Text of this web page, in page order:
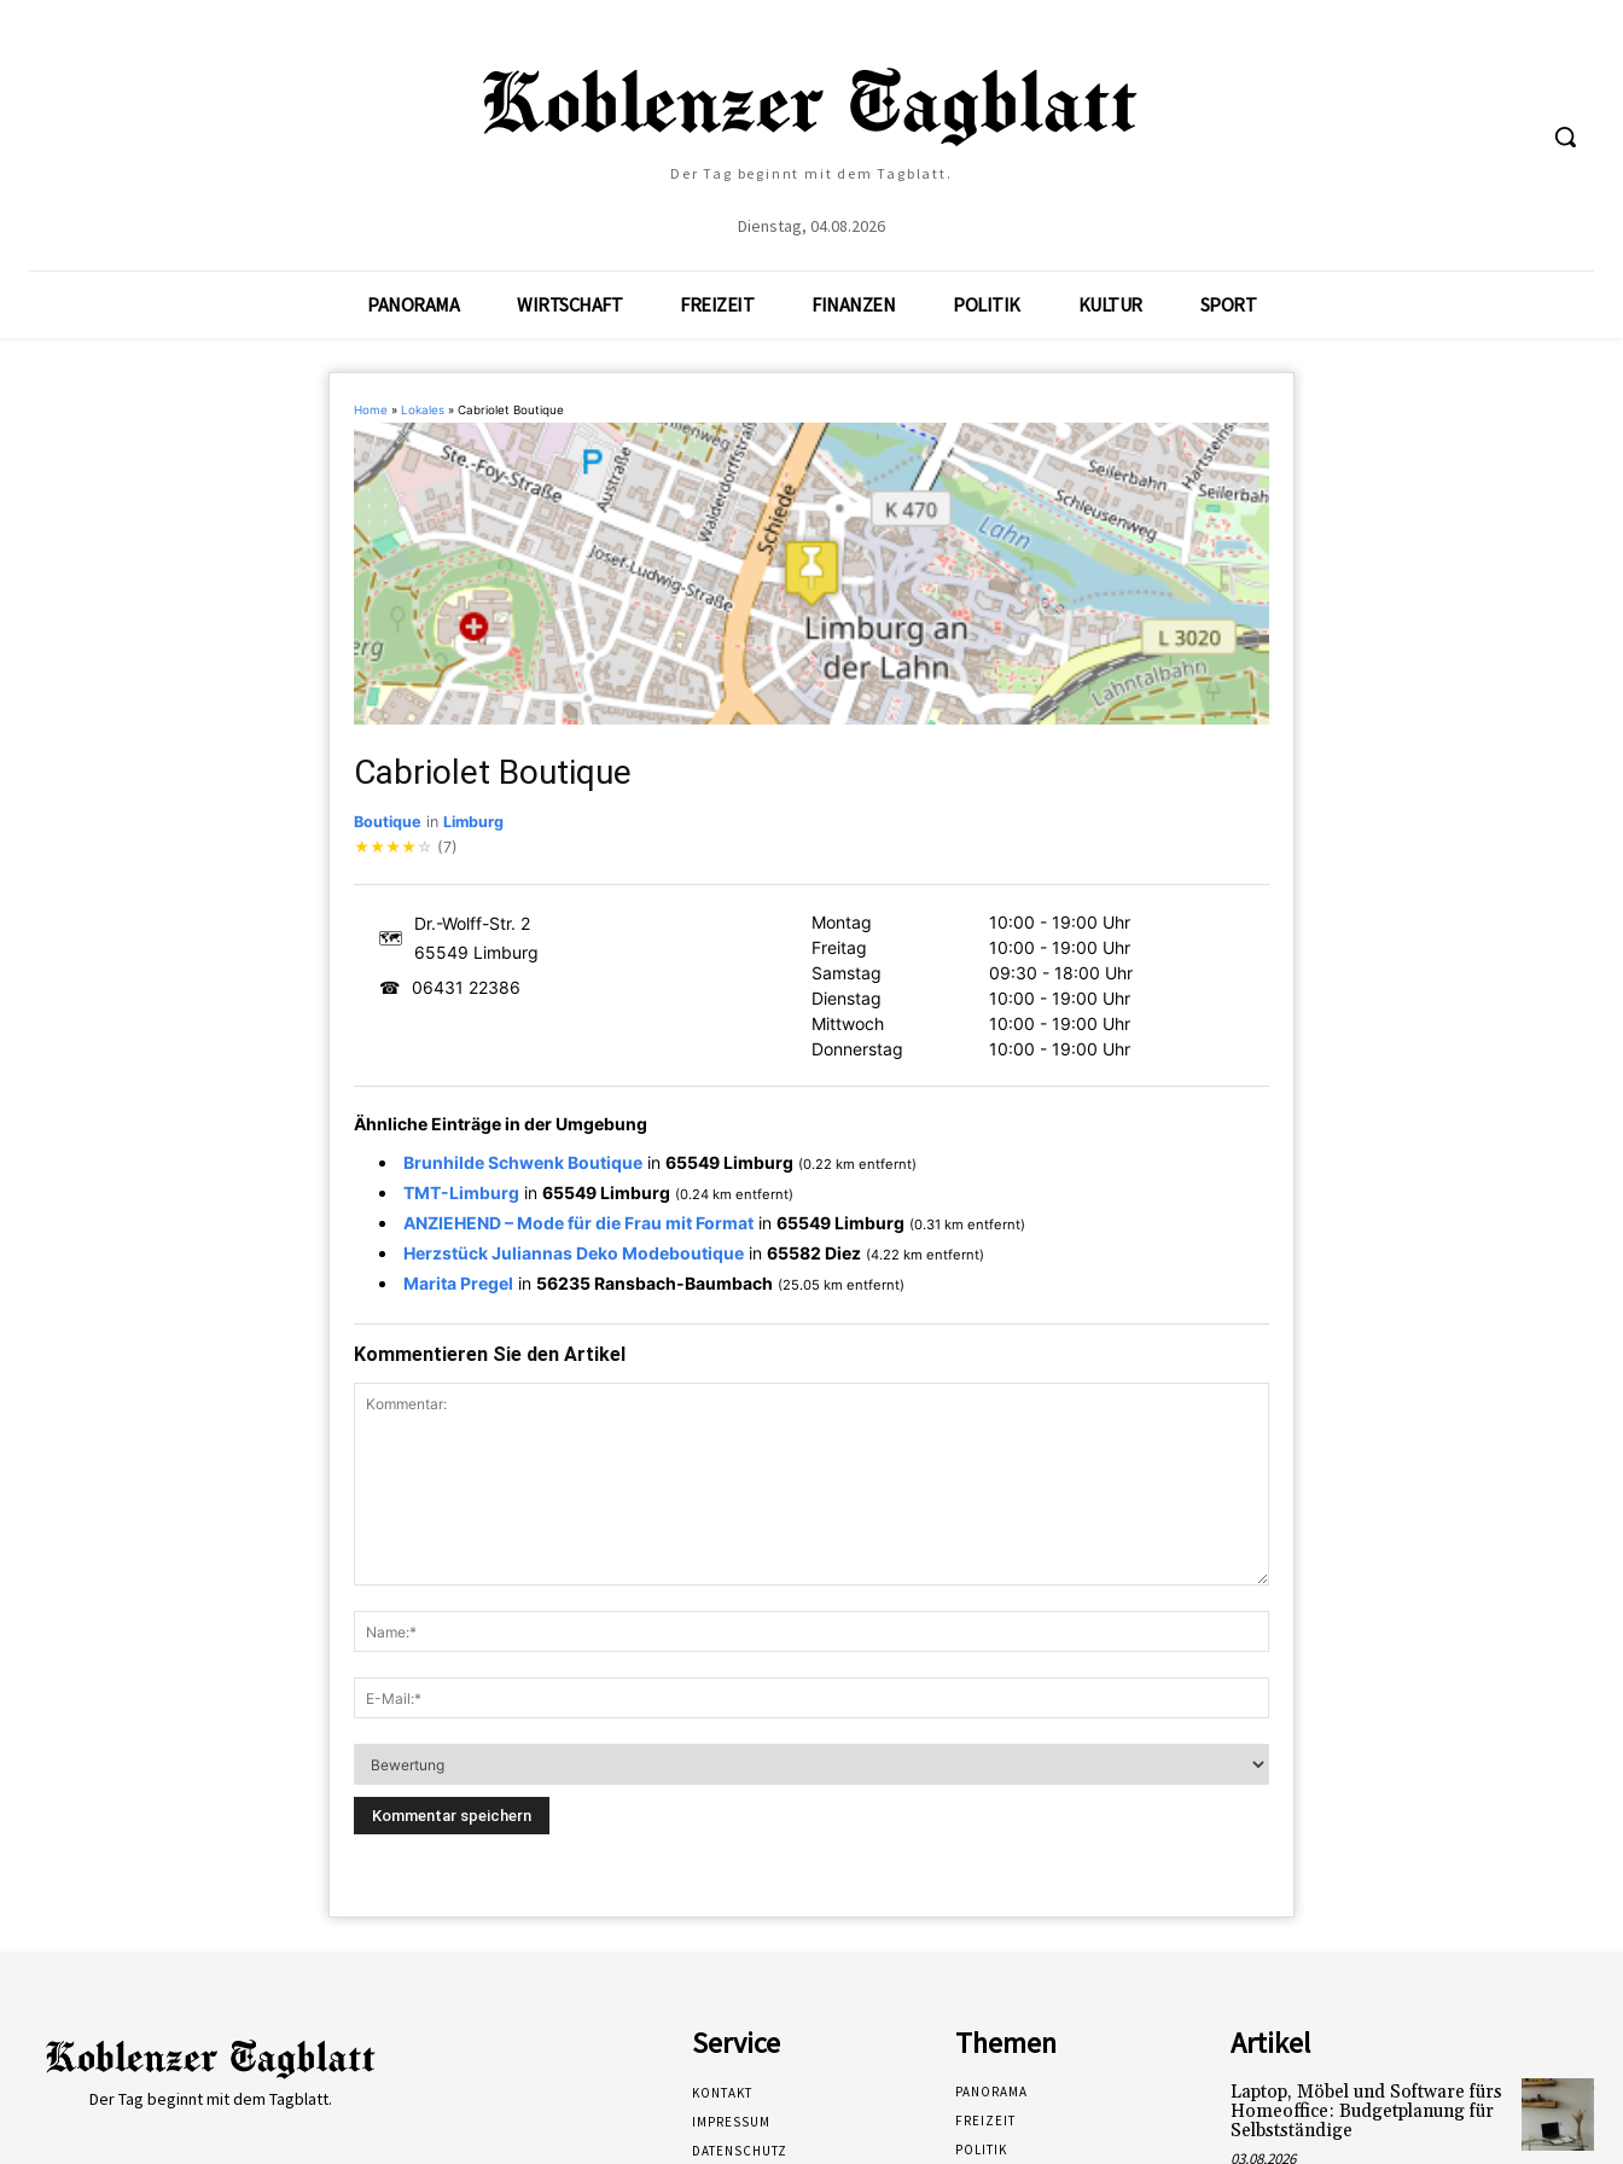
Der Tag beginnt mit dem Tagblatt.
Dienstag, 04.08.2026
PANORAMA WIRTSCHAFT FREIZEIT FINANZEN POLITIK KULTUR SPORT
Home » Lokales » Cabriolet Boutique
Cabriolet Boutique
Boutique in Limburg
★★★★ ☆ (7)
🗺
Dr.-Wolff-Str. 2
65549 Limburg
☎ 06431 22386
Montag
10:00 - 19:00 Uhr
Freitag
10:00 - 19:00 Uhr
Samstag
09:30 - 18:00 Uhr
Dienstag
10:00 - 19:00 Uhr
Mittwoch
10:00 - 19:00 Uhr
Donnerstag
10:00 - 19:00 Uhr
Ähnliche Einträge in der Umgebung
Brunhilde Schwenk Boutique in 65549 Limburg (0.22 km entfernt)
TMT-Limburg in 65549 Limburg (0.24 km entfernt)
ANZIEHEND – Mode für die Frau mit Format in 65549 Limburg (0.31 km entfernt)
Herzstück Juliannas Deko Modeboutique in 65582 Diez (4.22 km entfernt)
Marita Pregel in 56235 Ransbach-Baumbach (25.05 km entfernt)
Kommentieren Sie den Artikel
Der Tag beginnt mit dem Tagblatt.
Service
KONTAKT
IMPRESSUM
DATENSCHUTZ
Themen
PANORAMA
FREIZEIT
POLITIK
Artikel
Laptop, Möbel und Software fürs
Homeoffice: Budgetplanung für
Selbstständige
03.08.2026